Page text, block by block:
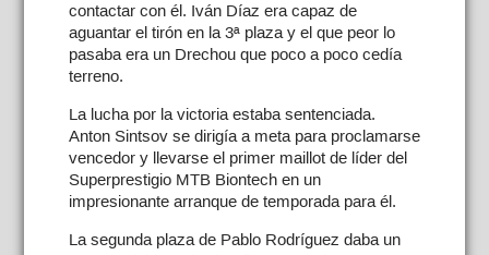
contactar con él. Iván Díaz era capaz de
aguantar el tirón en la 3ª plaza y el que peor lo
pasaba era un Drechou que poco a poco cedía
terreno.
La lucha por la victoria estaba sentenciada.
Anton Sintsov se dirigía a meta para proclamarse
vencedor y llevarse el primer maillot de líder del
Superprestigio MTB Biontech en un
impresionante arranque de temporada para él.
La segunda plaza de Pablo Rodríguez daba un